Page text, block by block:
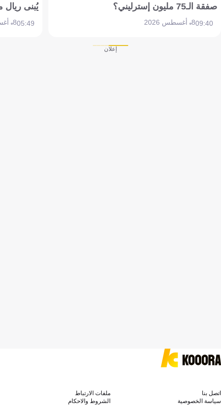
صفقة الـ75 مليون إسترليني؟
09:408 أغسطس 2026
يُبنى ريال
05:498 أغسطس 2026
إعلان
اتصل بنا
ملفات الارتباط
سياسة الخصوصية
الشروط والاحكام